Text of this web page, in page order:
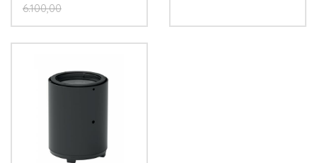
6.100,00